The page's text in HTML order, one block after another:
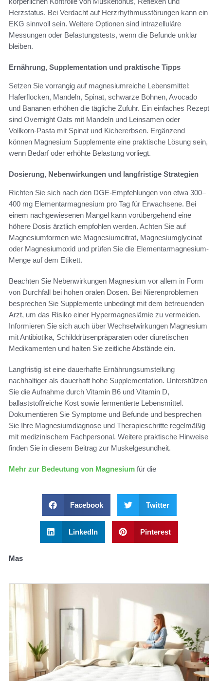
Herzstatus. Bei Verdacht auf Herzrhythmusstörungen kann ein
EKG sinnvoll sein. Weitere Optionen sind intrazelluläre
Messungen oder Belastungstests, wenn die Befunde unklar
bleiben.
Ernährung, Supplementation und praktische Tipps
Setzen Sie vorrangig auf magnesiumreiche Lebensmittel:
Haferflocken, Mandeln, Spinat, schwarze Bohnen, Avocado
und Bananen erhöhen die tägliche Zufuhr. Ein einfaches Rezept
sind Overnight Oats mit Mandeln und Leinsamen oder
Vollkorn-Pasta mit Spinat und Kichererbsen. Ergänzend
können Magnesium Supplemente eine praktische Lösung sein,
wenn Bedarf oder erhöhte Belastung vorliegt.
Dosierung, Nebenwirkungen und langfristige Strategien
Richten Sie sich nach den DGE-Empfehlungen von etwa 300–
400 mg Elementarmagnesium pro Tag für Erwachsene. Bei
einem nachgewiesenen Mangel kann vorübergehend eine
höhere Dosis ärztlich empfohlen werden. Achten Sie auf
Magnesiumformen wie Magnesiumcitrat, Magnesiumglycinat
oder Magnesiumoxid und prüfen Sie die Elementarmagnesium-
Menge auf dem Etikett.
Beachten Sie Nebenwirkungen Magnesium vor allem in Form
von Durchfall bei hohen oralen Dosen. Bei Nierenproblemen
besprechen Sie Supplemente unbedingt mit dem betreuenden
Arzt, um das Risiko einer Hypermagnesiämie zu vermeiden.
Informieren Sie sich auch über Wechselwirkungen Magnesium
mit Antibiotika, Schilddrüsenpräparaten oder diuretischen
Medikamenten und halten Sie zeitliche Abstände ein.
Langfristig ist eine dauerhafte Ernährungsumstellung
nachhaltiger als dauerhaft hohe Supplementation. Unterstützen
Sie die Aufnahme durch Vitamin B6 und Vitamin D,
ballaststoffreiche Kost sowie fermentierte Lebensmittel.
Dokumentieren Sie Symptome und Befunde und besprechen
Sie Ihre Magnesiumdiagnose und Therapieschritte regelmäßig
mit medizinischem Fachpersonal. Weitere praktische Hinweise
finden Sie in diesem Beitrag zur Muskelgesundheit.
Mehr zur Bedeutung von Magnesium für die
Facebook Twitter
LinkedIn Pinterest
Mas